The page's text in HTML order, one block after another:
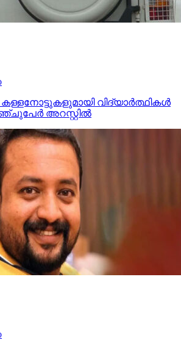
വിദ്യാര്‍ത്ഥികള്‍
അറസ്റ്റില്‍